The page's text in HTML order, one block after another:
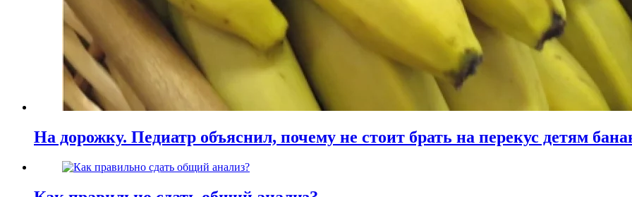
На дорожку. Педиатр объяснил, почему не стоит брать на перекус детям